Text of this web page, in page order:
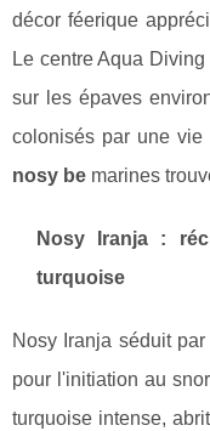
décor féerique
Le centre Aqua
sur les épaves
colonisés par une vie
nosy be marines
Nosy Iranja :
turquoise
Nosy Iranja séduit
pour l'initiation au
turquoise intense,